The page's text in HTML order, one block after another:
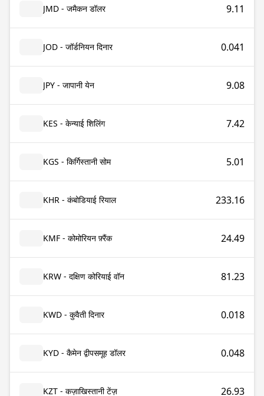
JMD - जमैकन डॉलर 9.11
JOD - जॉर्डनियन दिनार 0.041
JPY - जापानी येन 9.08
KES - केन्याई शिलिंग 7.42
KGS - किर्गिस्तानी सोम 5.01
KHR - कंबोडियाई रियाल 233.16
KMF - कोमोरियन फ़्रैंक 24.49
KRW - दक्षिण कोरियाई वॉन 81.23
KWD - कुवैती दिनार 0.018
KYD - कैमेन द्वीपसमूह डॉलर 0.048
KZT - कज़ाखिस्तानी टेंज़ 26.93